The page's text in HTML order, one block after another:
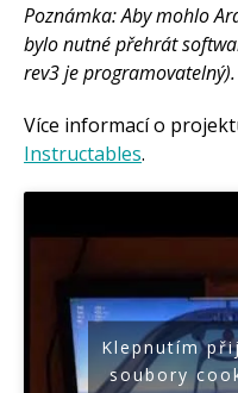
Poznámka: Aby mohlo
bylo nutné přehrát
rev3 je programovatelný).
Více informací o
Instructables.
Klepnutím
soubory